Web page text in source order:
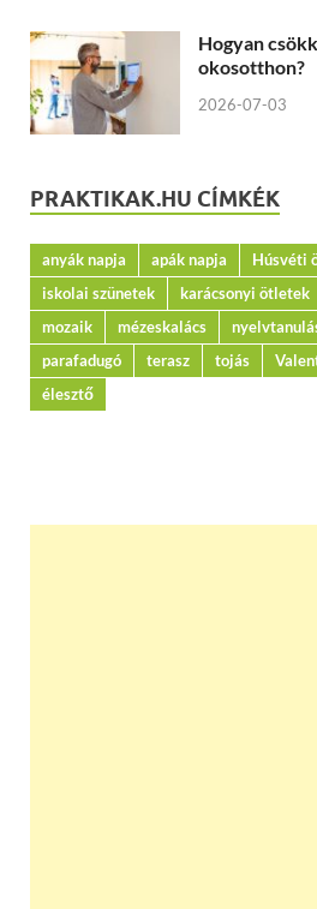
Hogyan
okosotthon?
2026-07-03
PRAKTIKAK.HU CÍMKÉK
anyák napja apák napja
Húsvéti
iskolai szünetek
karácsonyi ötletek
mozaik
mézeskalács
parafadugó
terasz tojás
élesztő